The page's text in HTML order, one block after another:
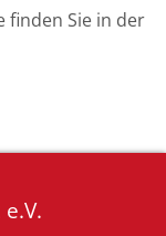
finden Sie in der